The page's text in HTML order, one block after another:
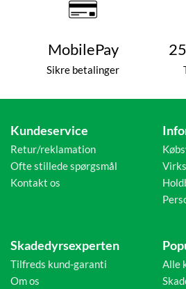
MobilePay
Sikre betalinger
Kundeservice
Retur/reklamation
Ofte stillede spørgsmål
Kontakt os
Skadedyrsexperten
Tilfreds kund-garanti
Om os
Alle